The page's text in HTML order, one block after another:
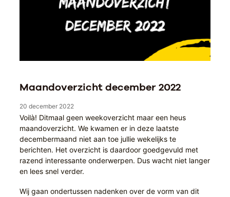
Maandoverzicht december 2022
20 december 2022
Voilà! Ditmaal geen weekoverzicht maar een heus
maandoverzicht. We kwamen er in deze laatste
decembermaand niet aan toe jullie wekelijks te
berichten. Het overzicht is daardoor goedgevuld met
razend interessante onderwerpen. Dus wacht niet langer
en lees snel verder.
Wij gaan ondertussen nadenken over de vorm van dit